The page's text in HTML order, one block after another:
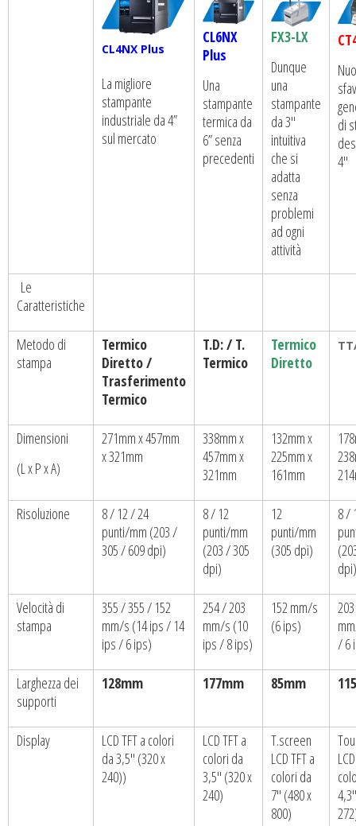
CL4NX Plus
La migliore
stampante
industriale da 4”
sul mercato
CL6NX
Plus
Una
stampante
termica da
6” senza
precedenti
FX3-LX
Dunque
una
stampante
da 3″
intuitiva
che si
adatta
senza
problemi
ad ogni
attività
di
4″
Le
Caratteristiche
Metodo di
stampa
Termico
Diretto /
Trasferimento
Termico
T.D: / T.
Termico
Termico
Diretto
Dimensioni
(L x P x A)
271mm x 457mm
x 321mm
338mm x
457mm x
321mm
132mm x
225mm x
161mm
Risoluzione
8 / 12 / 24
punti/mm (203 /
305 / 609 dpi)
8 / 12
punti/mm
(203 / 305
dpi)
12
punti/mm
(305 dpi)
8 /
dpi)
Velocità di
stampa
355 / 355 / 152
mm/s (14 ips / 14
ips / 6 ips)
254 / 203
mm/s (10
ips / 8 ips)
152 mm/s
(6 ips)
/ 6
Larghezza dei
supporti
128mm 177mm 85mm
Display
LCD TFT a colori
da 3,5″ (320 x
240))
LCD TFT a
colori da
3,5″ (320 x
240)
T.screen
LCD TFT a
colori da
7″ (480 x
800)